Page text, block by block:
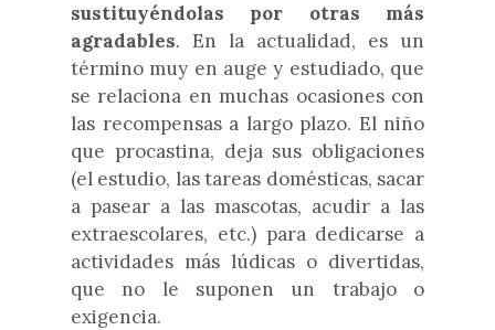
sustituyéndolas por otras más
agradables. En la actualidad, es un
término muy en auge y estudiado, que
se relaciona en muchas ocasiones con
las recompensas a largo plazo. El niño
que procastina, deja sus obligaciones
(el estudio, las tareas domésticas, sacar
a pasear a las mascotas, acudir a las
extraescolares, etc.) para dedicarse a
actividades más lúdicas o divertidas,
que no le suponen un trabajo o
exigencia.